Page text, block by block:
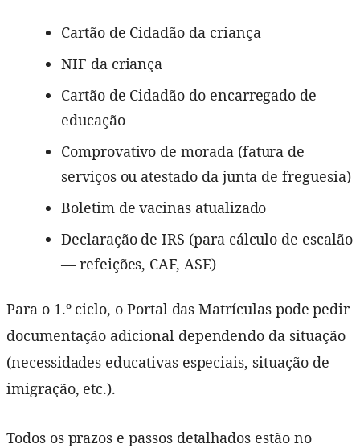
Cartão de Cidadão da criança
NIF da criança
Cartão de Cidadão do encarregado de
educação
Comprovativo de morada (fatura de
serviços ou atestado da junta de freguesia)
Boletim de vacinas atualizado
Declaração de IRS (para cálculo de escalão
— refeições, CAF, ASE)
Para o 1.º ciclo, o Portal das Matrículas pode pedir
documentação adicional dependendo da situação
(necessidades educativas especiais, situação de
imigração, etc.).
Todos os prazos e passos detalhados estão no